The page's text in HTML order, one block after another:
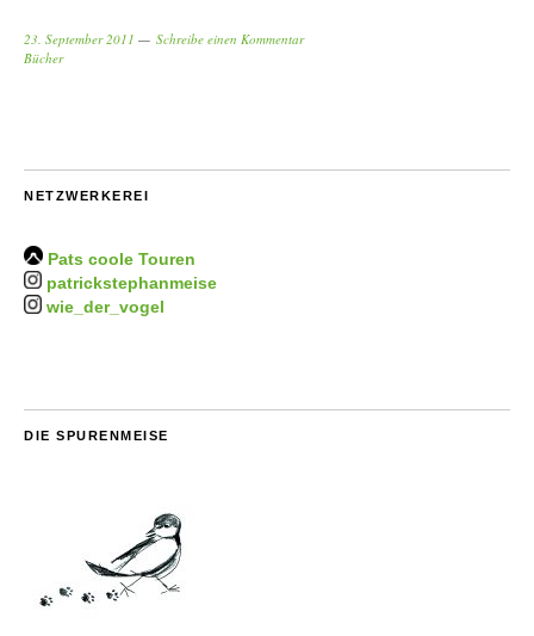
23. September 2011
Schreibe einen Kommentar
Bücher
NETZWERKEREI
Pats coole Touren
patrickstephanmeise
wie_der_vogel
DIE SPURENMEISE